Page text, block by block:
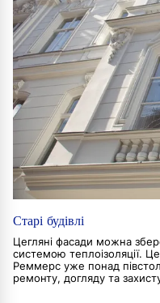
Старі будівлі
Цегляні фасади можна
системою теплоізоляції.
Реммерс уже понад
ремонту, догляду та